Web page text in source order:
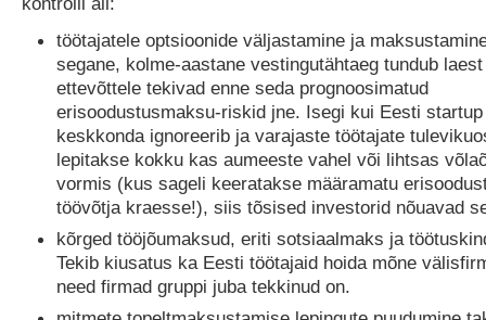
töötajatele optsioonide väljastamine ja
segane, kolme-aastane vestingutähtaeg tundub
ettevõttele tekivad enne seda prognoosimatud
erisoodustusmaksu-riskid jne. Isegi kui Eesti
keskkonda ignoreerib ja varajaste töötajate
lepitakse kokku kas aumeeste vahel või lihtsas
vormis (kus sageli keeratakse määramatu
töövõtja kraesse!), siis tõsised investorid nõuavad
kõrged tööjõumaksud, eriti sotsiaalmaks ja
Tekib kiusatus ka Eesti töötajaid hoida mõne
need firmad gruppi juba tekkinud on.